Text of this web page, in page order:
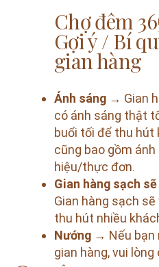
Chợ đêm
Gợi ý / Bí
gian hàng
Ánh sáng→ Gian
có ánh sáng thật
buổi tối để thu hút
cũng bao gồm
hiệu/thực đơn.
Gian hàng sạch
Gian hàng sạch
thu hút nhiều
Nướng→ Nếu bạn
gian hàng, vui